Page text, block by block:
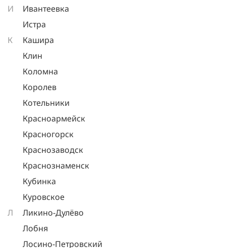
И
Ивантеевка
Истра
К
Кашира
Клин
Коломна
Королев
Котельники
Красноармейск
Красногорск
Краснозаводск
Краснознаменск
Кубинка
Куровское
Л
Ликино-Дулёво
Лобня
Лосино-Петровский